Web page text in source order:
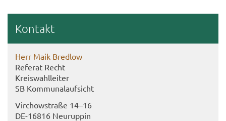
Kon­takt
Herr Maik Bred­low
Re­fe­rat Recht
Kreis­wahl­lei­ter
SB Kom­mu­nal­auf­sicht
Virch­ow­stra­ße 14–16
DE-​16816 Neu­rup­pin